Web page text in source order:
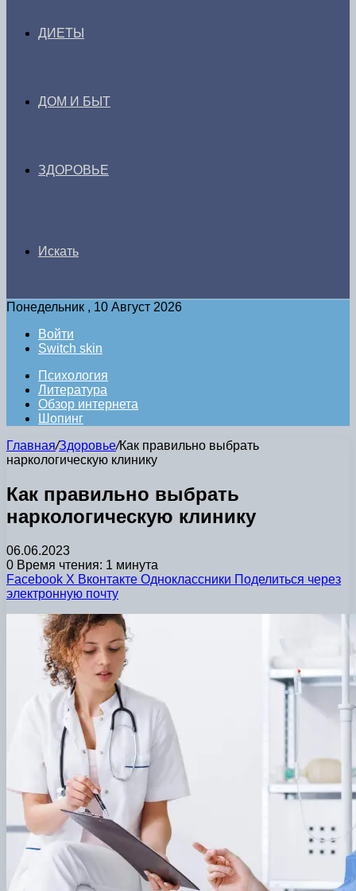
ДИЕТЫ
ДОМ И БЫТ
ЗДОРОВЬЕ
Искать
Понедельник , 10 Август 2026
Войти
Switch skin
Психология
Литература
Обзор интернета
Шопинг
Главная/Здоровье/Как правильно выбрать
наркологическую клинику
Как правильно выбрать
наркологическую клинику
06.06.2023
0 Время чтения: 1 минута
Facebook X Вконтакте Одноклассники Поделиться через
электронную почту